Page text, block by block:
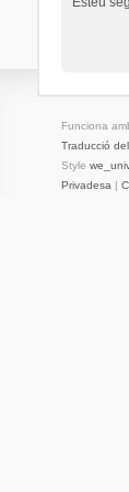
Funciona
Traducció
Style
Privadesa |